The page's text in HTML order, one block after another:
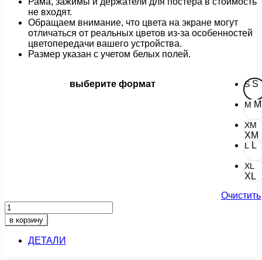
не входят.
Обращаем внимание, что цвета на экране могут
отличаться от реальных цветов из-за особенностей
цветопередачи вашего устройства.
Размер указан с учетом белых полей.
выберите формат S S
M M
XM
XM
L L
XL
XL
Очистить
Количество
товара
лимонад
в корзину
ДЕТАЛИ